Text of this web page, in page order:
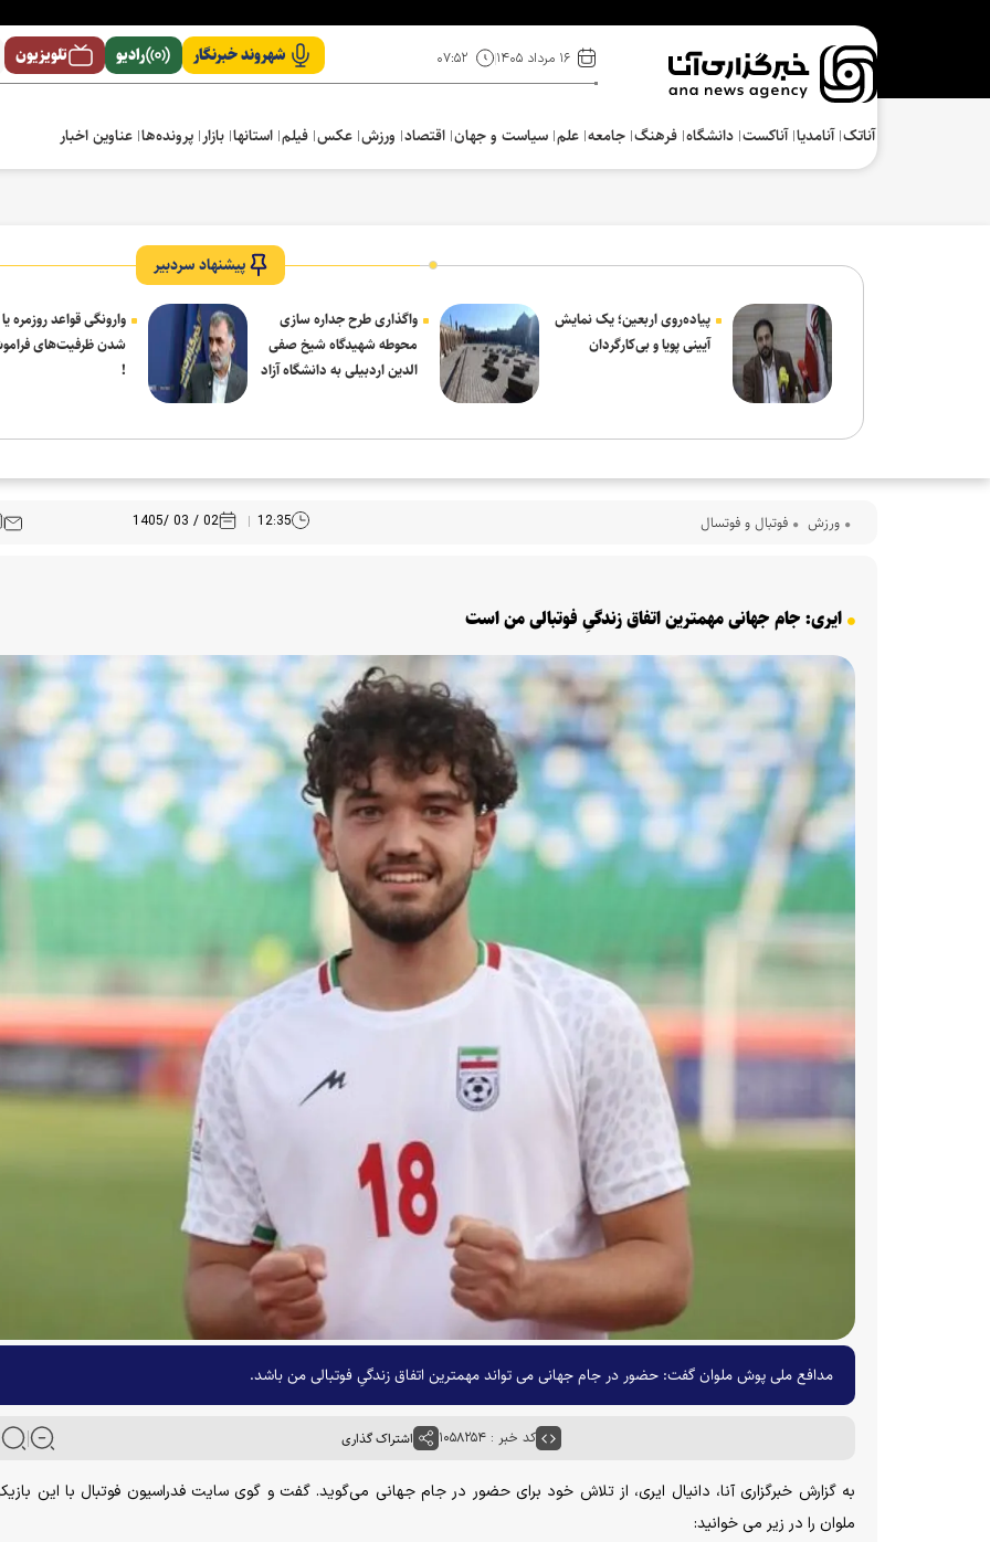
۱۶ مرداد ۱۴۰۵ ۰۷:۵۲ شهروند خبرنگار رادیو تلویزیون
آناتک آنامدیا آناکست دانشگاه فرهنگ‌ جامعه علم سیاست و جهان اقتصاد ورزش عکس فیلم استانها بازار پرونده‌ها عناوین اخبار
پیشنهاد سردبیر
پیاده‌روی اربعین؛ یک نمایش
آیینی پویا و بی‌کارگردان
واگذاری طرح جداره سازی
محوطه شهیدگاه شیخ صفی
الدین اردبیلی به دانشگاه آزاد
وارونگی قواعد روزمره
شدن ظرفیت‌های
!
ورزش فوتبال و فوتسال 12:35
02 / 03 /1405
ایری: جام جهانی مهمترین اتفاق زندگیِ فوتبالی من است
مدافع ملی پوش ملوان گفت: حضور در جام جهانی می تواند مهمترین اتفاق زندگیِ فوتبالی من باشد.
کد خبر : ۱۰۵۸۲۵۴ اشتراک گذاری
به گزارش خبرگزاری آنا، دانیال ایری، از تلاش خود برای حضور در جام جهانی می‌گوید. گفت و گوی سایت فدراسیون فوتبال با این
ملوان را در زیر می خوانید: